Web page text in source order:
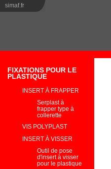
simaf.fr
FIXATIONS POUR LE
PLASTIQUE
INSERT À FRAPPER
Serplast à
frapper type à
collerette
VIS POLYPLAST
INSERT À VISSER
Outil de pose
d'insert à visser
pour le plastique